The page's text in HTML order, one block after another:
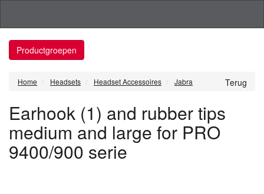
Productgroepen
Terug
Home Headsets Headset Accessoires Jabra
Earhook (1) and rubber tips
medium and large for PRO
9400/900 serie